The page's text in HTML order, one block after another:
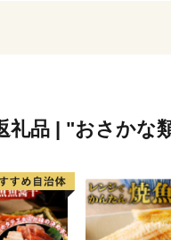
礼品 | "おさかな